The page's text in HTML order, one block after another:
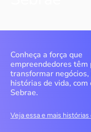
Conheça a força que
empreendedores têm
transformar
histórias de vida, com
Sebrae.
Veja essa e mais